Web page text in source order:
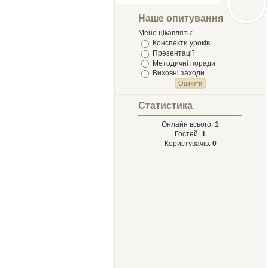
Лыст
Твору Ырий
Наше опитування
Мене цікавлять:
Конспекти уроків
Презентації
Методичні поради
Виховні заходи
Статистика
Онлайн всього: 1
Гостей: 1
Користувачів: 0